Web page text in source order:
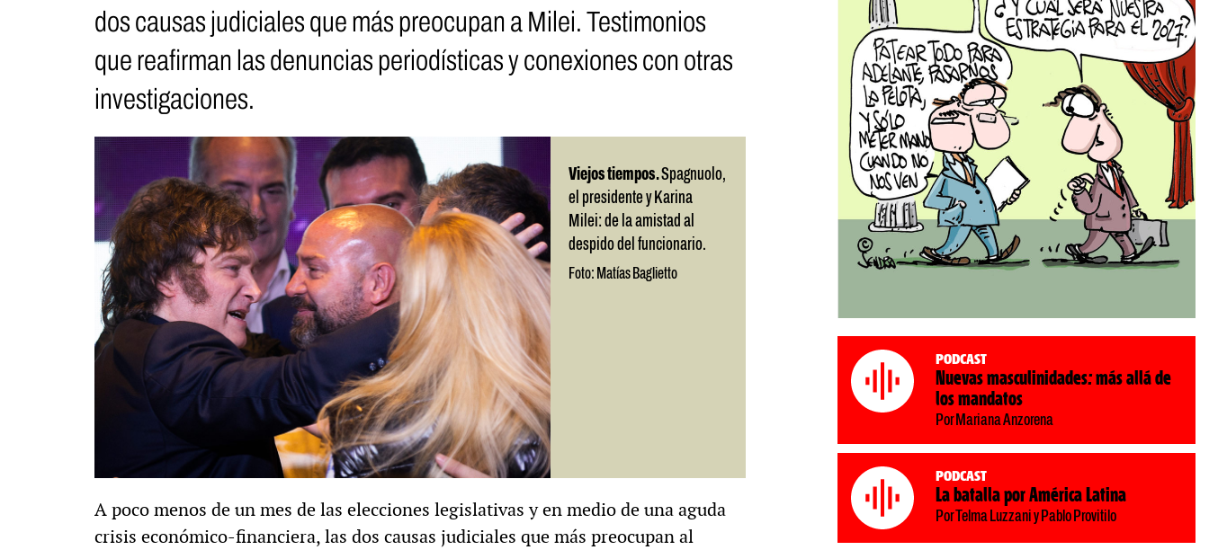
dos causas judiciales que más preocupan a Milei. Testimonios
que reafirman las denuncias periodísticas y conexiones con otras
investigaciones.
Viejos tiempos.Spagnuolo,
el presidente y Karina
Milei: de la amistad al
despido del funcionario.
Foto: Matías Baglietto
A poco menos de un mes de las elecciones legislativas y en medio de una aguda
crisis económico-financiera, las dos causas judiciales que más preocupan al
Podcast
Nuevas masculinidades: más allá de
los mandatos
Por Mariana Anzorena
Podcast
La batalla por América Latina
Por Telma Luzzani y Pablo Provitilo